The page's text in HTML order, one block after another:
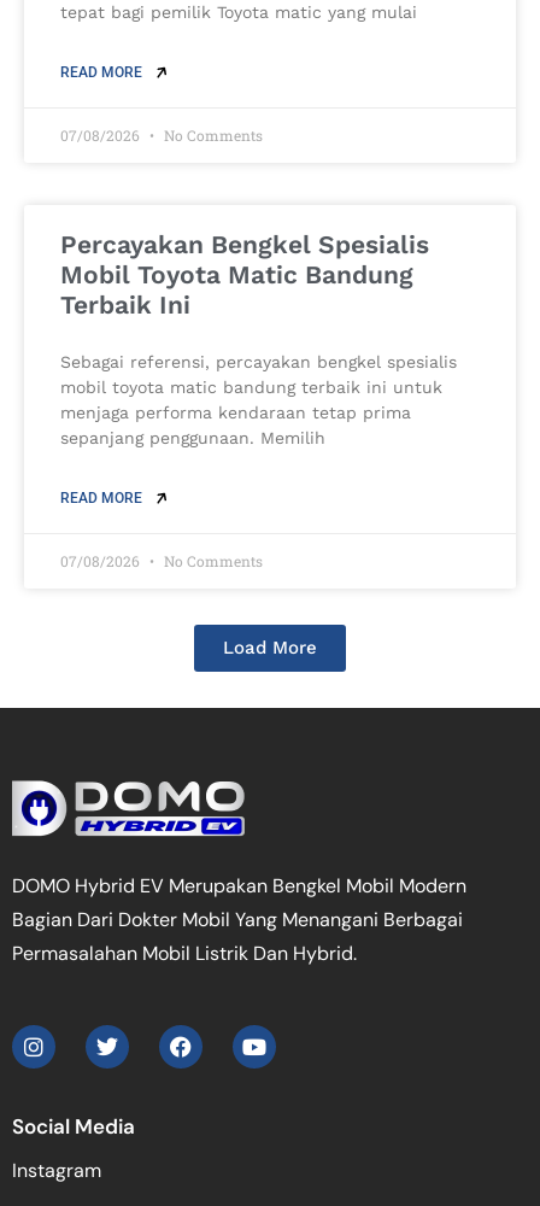
tepat bagi pemilik Toyota matic yang mulai
READ MORE
07/08/2026 No Comments
Percayakan Bengkel Spesialis
Mobil Toyota Matic Bandung
Terbaik Ini
Sebagai referensi, percayakan bengkel spesialis
mobil toyota matic bandung terbaik ini untuk
menjaga performa kendaraan tetap prima
sepanjang penggunaan. Memilih
READ MORE
07/08/2026 No Comments
Load More
DOMO Hybrid EV Merupakan Bengkel Mobil Modern
Bagian Dari Dokter Mobil Yang Menangani Berbagai
Permasalahan Mobil Listrik Dan Hybrid.
Social Media
Instagram